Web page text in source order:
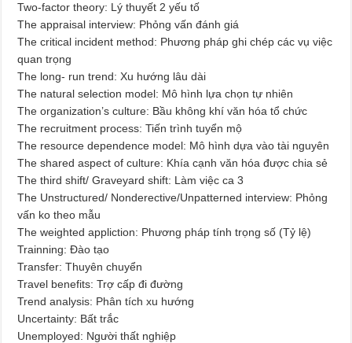
Two-factor theory: Lý thuyết 2 yếu tố
The appraisal interview: Phỏng vấn đánh giá
The critical incident method: Phương pháp ghi chép các vụ việc
quan trọng
The long- run trend: Xu hướng lâu dài
The natural selection model: Mô hình lựa chọn tự nhiên
The organization’s culture: Bầu không khí văn hóa tổ chức
The recruitment process: Tiến trình tuyển mộ
The resource dependence model: Mô hình dựa vào tài nguyên
The shared aspect of culture: Khía cạnh văn hóa được chia sẻ
The third shift/ Graveyard shift: Làm việc ca 3
The Unstructured/ Nonderective/Unpatterned interview: Phỏng
vấn ko theo mẫu
The weighted appliction: Phương pháp tính trọng số (Tỷ lệ)
Trainning: Đào tạo
Transfer: Thuyên chuyển
Travel benefits: Trợ cấp đi đường
Trend analysis: Phân tích xu hướng
Uncertainty: Bất trắc
Unemployed: Người thất nghiệp